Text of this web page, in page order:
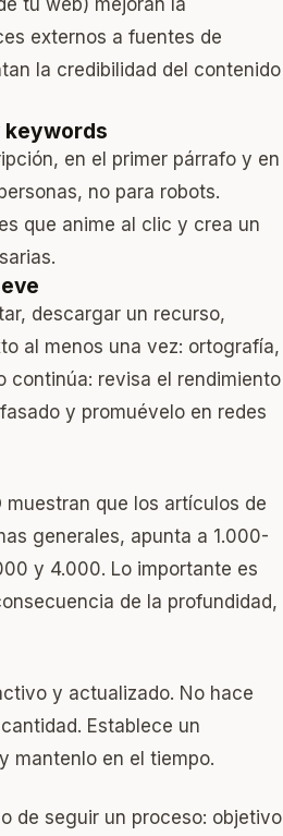
externos a fuentes de
la credibilidad del contenido
keywords
en el primer párrafo y en
no para robots.
que anime al clic y crea un
descargar un recurso,
al menos una vez: ortografía,
continúa: revisa el rendimiento
y promuévelo en redes
que los artículos de
generales, apunta a 1.000-
y 4.000. Lo importante es
de la profundidad,
y actualizado. No hace
Establece un
mantenlo en el tiempo.
de seguir un proceso: objetivo